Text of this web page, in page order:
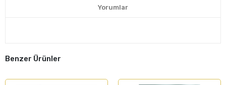
Yorumlar
Benzer Ürünler